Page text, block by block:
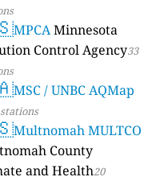
MPCAMinnesota
Control Agency33
MSC / UNBC AQMap
Multnomah MULTCO
County
and Health20